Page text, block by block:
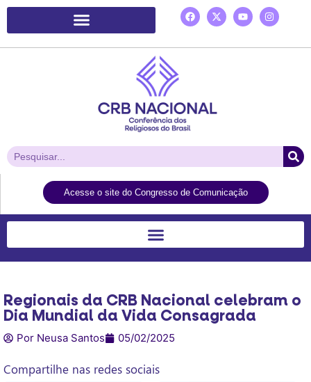
Acesse o site do Congresso de Comunicação
Regionais da CRB Nacional celebram o
Dia Mundial da Vida Consagrada
Por Neusa Santos 05/02/2025
Compartilhe nas redes sociais